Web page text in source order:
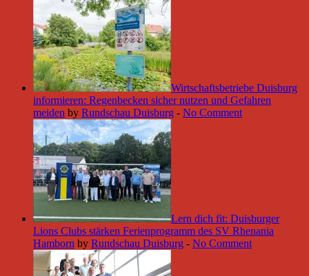
Wirtschaftsbetriebe Duisburg
informieren: Regenbecken sicher nutzen und Gefahren
meiden by Rundschau Duisburg - No Comment
Lern dich fit: Duisburger
Lions Clubs stärken Ferienprogramm des SV Rhenania
Hamborn by Rundschau Duisburg - No Comment